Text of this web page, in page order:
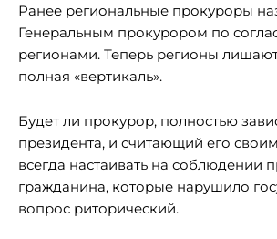
Ранее региональные прокуроры
Генеральным прокурором по
регионами. Теперь регионы
полная «вертикаль».
Будет ли прокурор, полностью
президента, и считающий его
всегда настаивать на соблюдении
гражданина, которые нарушило
вопрос риторический.